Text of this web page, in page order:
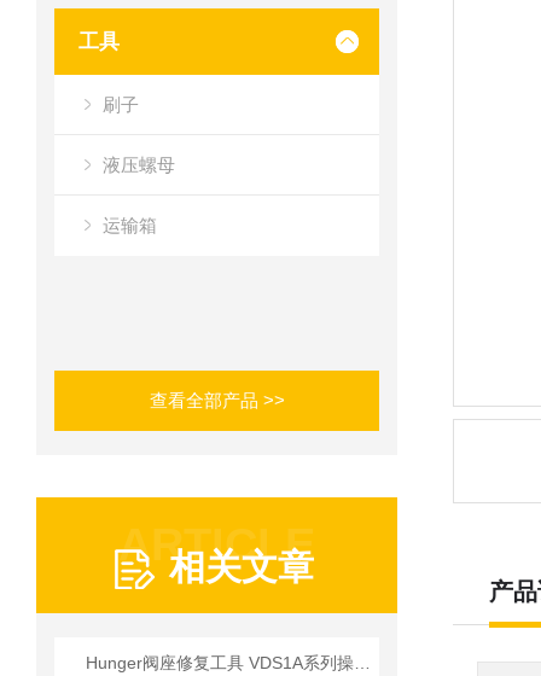
工具
刷子
液压螺母
运输箱
查看全部产品 >>
ARTICLE
相关文章
产